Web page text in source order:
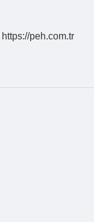
https://peh.com.tr